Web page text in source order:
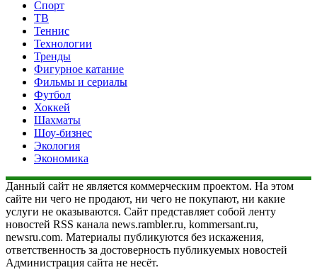
Спорт
ТВ
Теннис
Технологии
Тренды
Фигурное катание
Фильмы и сериалы
Футбол
Хоккей
Шахматы
Шоу-бизнес
Экология
Экономика
Данный сайт не является коммерческим проектом. На этом
сайте ни чего не продают, ни чего не покупают, ни какие
услуги не оказываются. Сайт представляет собой ленту
новостей RSS канала news.rambler.ru, kommersant.ru,
newsru.com. Материалы публикуются без искажения,
ответственность за достоверность публикуемых новостей
Администрация сайта не несёт.